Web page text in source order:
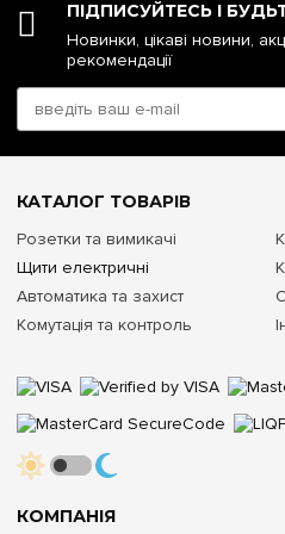
або гофротрубах)
Доступні варіанти
Білі непрозорі або димчасті
Матеріал та колір основи
Самозагасаючий термостійкий
Організація
Знімне шасі з трьома DIN-
для кабелів з усіх боків
легкого вирівнювання за рівнем
Комплектація шинами
ПІДПИСУЙТЕСЬ І
Новинки, цікаві новини,
рекомендації
КОМПАНІЯ
КАТАЛОГ ТОВАРІВ
Розетки та вимикачі
Щити електричні
Автоматика та захист
Комутація та контроль